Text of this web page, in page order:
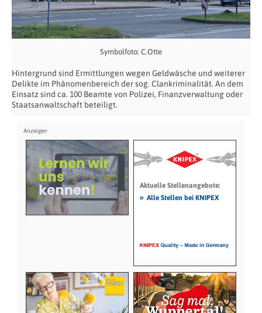
Symbolfoto: C.Otte
Hintergrund sind Ermittlungen wegen Geldwäsche und weiterer
Delikte im Phänomenbereich der sog. Clankriminalität. An dem
Einsatz sind ca. 100 Beamte von Polizei, Finanzverwaltung oder
Staatsanwaltschaft beteiligt.
Aktuelle Stellenangebote:
» Alle Stellen bei KNIPEX